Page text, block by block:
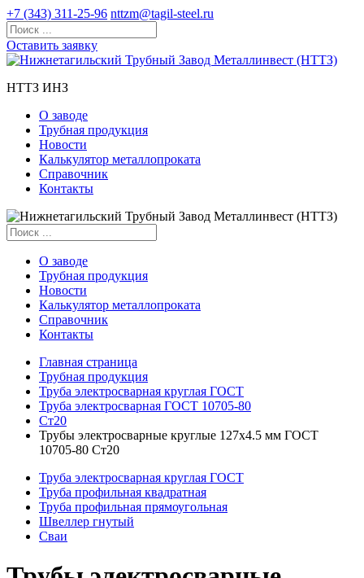
+7 (343) 311-25-96 nttzm@tagil-steel.ru
Оставить заявку
НТТЗ ИНЗ
О заводе
Трубная продукция
Новости
Калькулятор металлопроката
Справочник
Контакты
О заводе
Трубная продукция
Новости
Калькулятор металлопроката
Справочник
Контакты
Главная страница
Трубная продукция
Труба электросварная круглая ГОСТ
Труба электросварная ГОСТ 10705-80
Ст20
Трубы электросварные круглые 127x4.5 мм ГОСТ
10705-80 Ст20
Труба электросварная круглая ГОСТ
Труба профильная квадратная
Труба профильная прямоугольная
Швеллер гнутый
Сваи